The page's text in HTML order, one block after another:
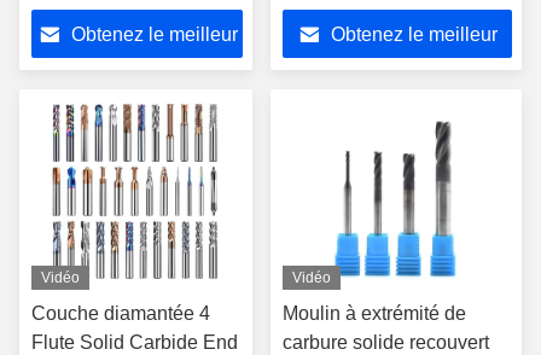
de coupe de graphite
Obtenez le meilleur
solide pour la découpe
générale à grande vitesse
Obtenez le meilleur
Vidéo
Couche diamantée 4
Flute Solid Carbide End
Vidéo
Moulin à extrémité de
carbure solide recouvert